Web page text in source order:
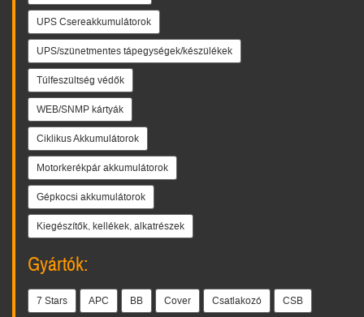
UPS Csereakkumulátorok
UPS/szünetmentes tápegységek/készülékek
Túlfeszültség védők
WEB/SNMP kártyák
Ciklikus Akkumulátorok
Motorkerékpár akkumulátorok
Gépkocsi akkumulátorok
Kiegészítők, kellékek, alkatrészek
Gyártók:
7 Stars APC BB Cover Csatlakozó CSB